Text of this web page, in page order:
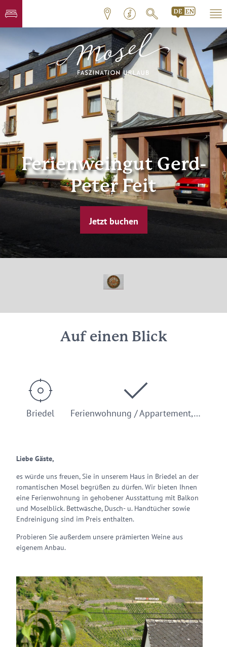
Ferienweingut Gerd-
Peter Feit
Jetzt buchen
Auf einen Blick
Briedel Ferienwohnung / Appartement,…
Liebe Gäste,
es würde uns freuen, Sie in unserem Haus in Briedel an der
romantischen Mosel begrüßen zu dürfen. Wir bieten Ihnen
eine Ferienwohnung in gehobener Ausstattung mit Balkon
und Moselblick. Bettwäsche, Dusch- u. Handtücher sowie
Endreinigung sind im Preis enthalten.
Probieren Sie außerdem unsere prämierten Weine aus
eigenem Anbau.